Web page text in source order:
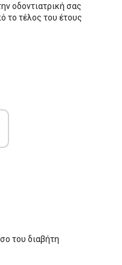
οδοντιατρική σας
το τέλος του έτους
του διαβήτη